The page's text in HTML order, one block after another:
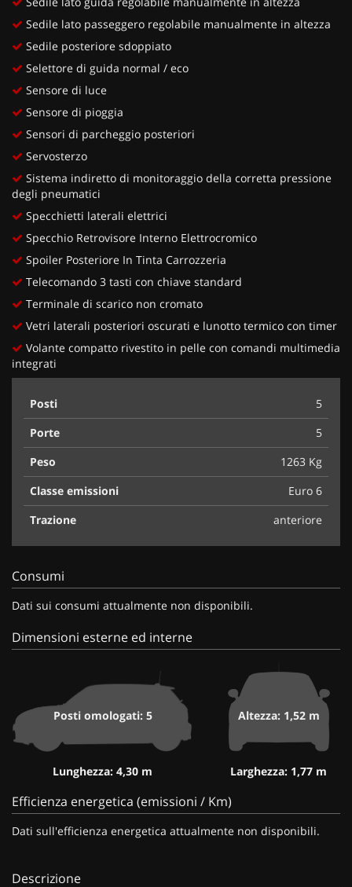
Sedile lato passeggero regolabile manualmente in altezza
Sedile posteriore sdoppiato
Selettore di guida normal / eco
Sensore di luce
Sensore di pioggia
Sensori di parcheggio posteriori
Servosterzo
Sistema indiretto di monitoraggio della corretta pressione
degli pneumatici
Specchietti laterali elettrici
Specchio Retrovisore Interno Elettrocromico
Spoiler Posteriore In Tinta Carrozzeria
Telecomando 3 tasti con chiave standard
Terminale di scarico non cromato
Vetri laterali posteriori oscurati e lunotto termico con timer
Volante compatto rivestito in pelle con comandi multimedia
integrati
Posti
5
Porte
5
Peso
1263 Kg
Classe emissioni
Euro 6
Trazione
anteriore
Consumi
Dati sui consumi attualmente non disponibili.
Dimensioni esterne ed interne
Posti omologati: 5
Lunghezza: 4,30 m
Altezza: 1,52 m
Larghezza: 1,77 m
Efficienza energetica (emissioni / Km)
Dati sull'efficienza energetica attualmente non disponibili.
Descrizione